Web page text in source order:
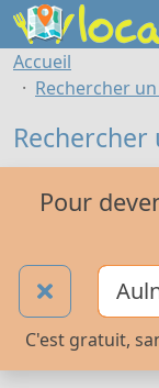
Accueil
Rechercher
Pour
C'est gratuit,